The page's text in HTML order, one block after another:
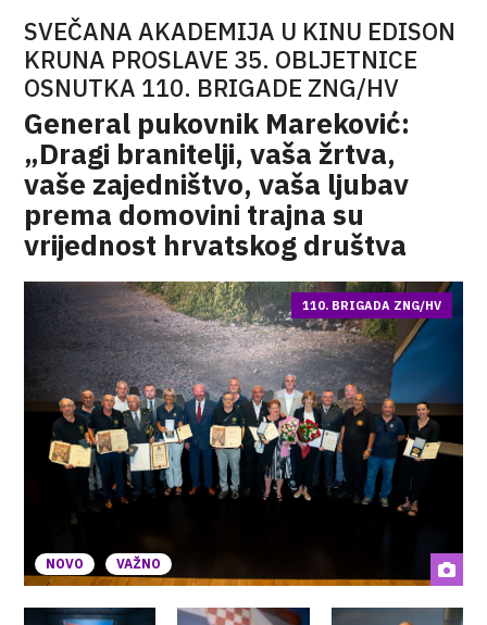
SVEČANA AKADEMIJA U KINU EDISON
KRUNA PROSLAVE 35. OBLJETNICE
OSNUTKA 110. BRIGADE ZNG/HV
General pukovnik Mareković:
„Dragi branitelji, vaša žrtva,
vaše zajedništvo, vaša ljubav
prema domovini trajna su
vrijednost hrvatskog društva
NOVO VAŽNO
110. BRIGADA ZNG/HV